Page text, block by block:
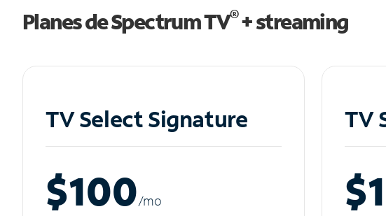
Planes de Spectrum TV®+ streaming
TV Select Signature
$100/mo
TV